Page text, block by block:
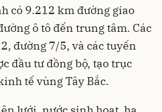
có 9.212 km đường giao
ô tô đến trung tâm. Các
đường 7/5, và các tuyến
đầu tư đồng bộ, tạo trục
tế vùng Tây Bắc.